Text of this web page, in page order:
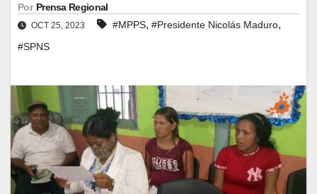
Por Prensa Regional
OCT 25, 2023 #MPPS, #Presidente Nicolás Maduro,
#SPNS